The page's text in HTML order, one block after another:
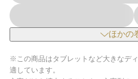
ほかの
※この商品はタブレットなど大きなデ
適しています。